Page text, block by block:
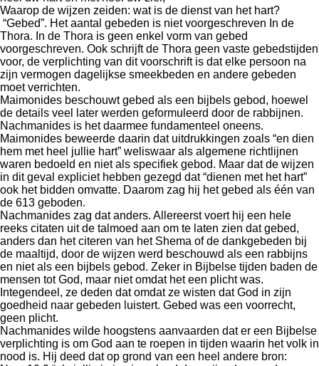
Waarop de wijzen zeiden: wat is de dienst van het hart?
“Gebed”. Het aantal gebeden is niet voorgeschreven In de
Thora. In de Thora is geen enkel vorm van gebed
voorgeschreven. Ook schrijft de Thora geen vaste gebedstijden
voor, de verplichting van dit voorschrift is dat elke persoon na
zijn vermogen dagelijkse smeekbeden en andere gebeden
moet verrichten.
Maimonides beschouwt gebed als een bijbels gebod, hoewel
de details veel later werden geformuleerd door de rabbijnen.
Nachmanides is het daarmee fundamenteel oneens.
Maimonides beweerde daarin dat uitdrukkingen zoals “en dien
hem met heel jullie hart” weliswaar als algemene richtlijnen
waren bedoeld en niet als specifiek gebod. Maar dat de wijzen
in dit geval expliciet hebben gezegd dat “dienen met het hart”
ook het bidden omvatte. Daarom zag hij het gebed als één van
de 613 geboden.
Nachmanides zag dat anders. Allereerst voert hij een hele
reeks citaten uit de talmoed aan om te laten zien dat gebed,
anders dan het citeren van het Shema of de dankgebeden bij
de maaltijd, door de wijzen werd beschouwd als een rabbijns
en niet als een bijbels gebod. Zeker in Bijbelse tijden baden de
mensen tot God, maar niet omdat het een plicht was.
Integendeel, ze deden dat omdat ze wisten dat God in zijn
goedheid naar gebeden luistert. Gebed was een voorrecht,
geen plicht.
Nachmanides wilde hoogstens aanvaarden dat er een Bijbelse
verplichting is om God aan te roepen in tijden waarin het volk in
nood is. Hij deed dat op grond van een heel andere bron: